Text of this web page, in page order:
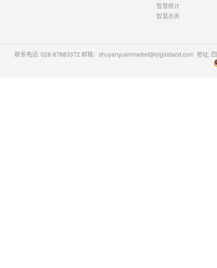
智慧统计
智慧水务
联系电话: 028-87883372 邮箱：shuyanyuanmarket@bigdatacd.com 地址: